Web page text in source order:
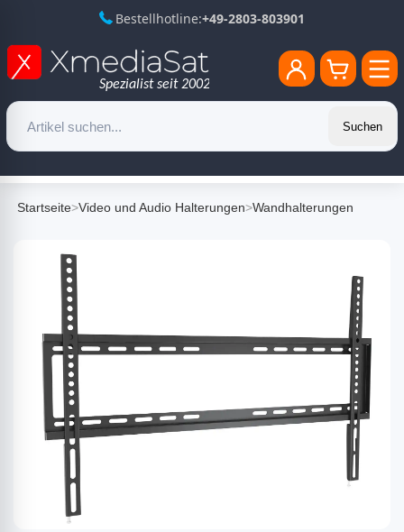
Bestellhotline:+49-2803-803901
Suchen
Startseite>Video und Audio Halterungen>Wandhalterungen